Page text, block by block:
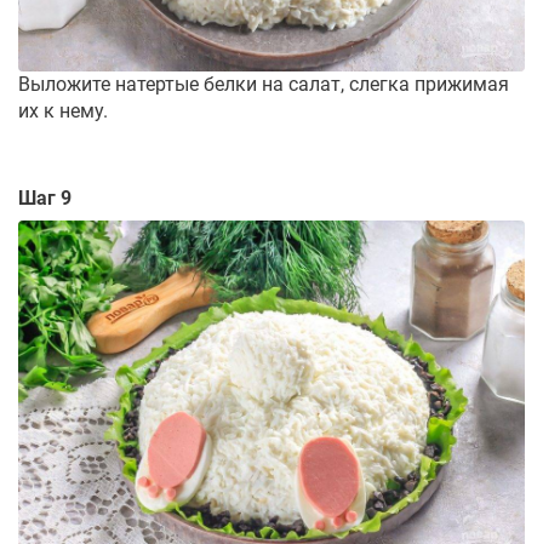
Выложите натертые белки на салат, слегка прижимая
их к нему.
Шаг 9